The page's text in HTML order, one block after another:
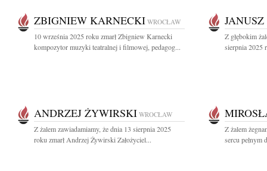
ZBIGNIEW KARNECKI WROCŁAW
10 września 2025 roku zmarł Zbigniew Karnecki
kompozytor muzyki teatralnej i filmowej, pedagog...
Z głębokim
sierpnia 2025
ANDRZEJ ŻYWIRSKI WROCŁAW
Z żalem zawiadamiamy, że dnia 13 sierpnia 2025
roku zmarł Andrzej Żywirski Założyciel...
Z żalem
sercu pełnym